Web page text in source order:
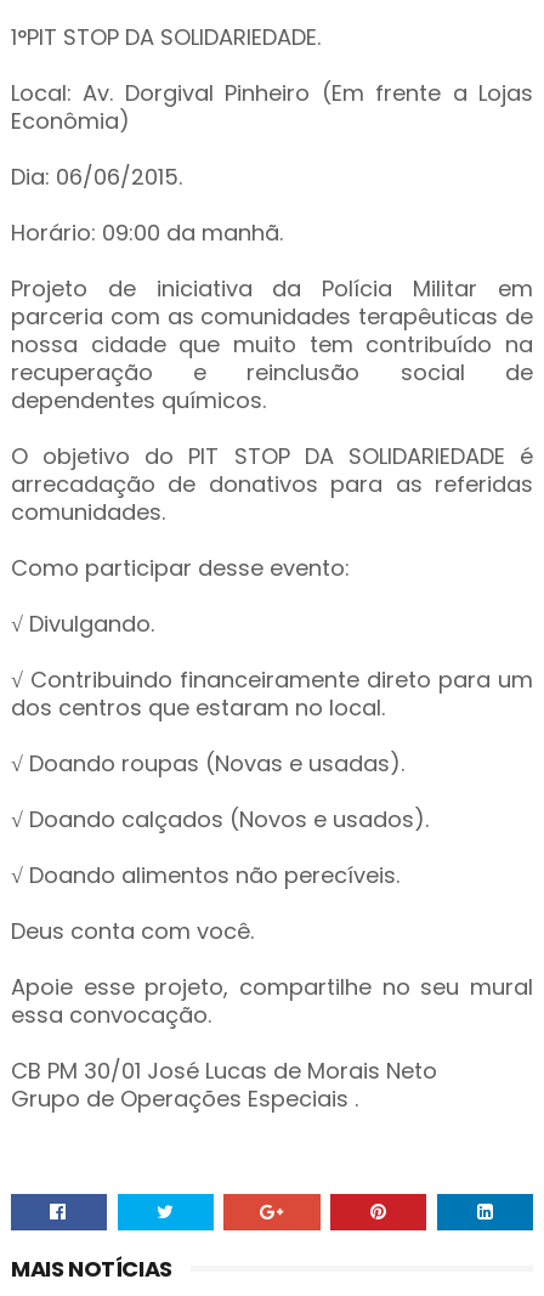
1°PIT STOP DA SOLIDARIEDADE.
Local: Av. Dorgival Pinheiro (Em frente a Lojas
Econômia)
Dia: 06/06/2015.
Horário: 09:00 da manhã.
Projeto de iniciativa da Polícia Militar em
parceria com as comunidades terapêuticas de
nossa cidade que muito tem contribuído na
recuperação e reinclusão social de
dependentes químicos.
O objetivo do PIT STOP DA SOLIDARIEDADE é
arrecadação de donativos para as referidas
comunidades.
Como participar desse evento:
√ Divulgando.
√ Contribuindo financeiramente direto para um
dos centros que estaram no local.
√ Doando roupas (Novas e usadas).
√ Doando calçados (Novos e usados).
√ Doando alimentos não perecíveis.
Deus conta com você.
Apoie esse projeto, compartilhe no seu mural
essa convocação.
CB PM 30/01 José Lucas de Morais Neto
Grupo de Operações Especiais .
MAIS NOTÍCIAS